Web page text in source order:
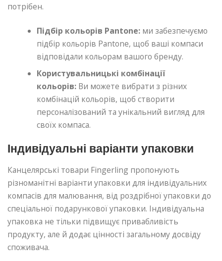
потрібен.
Підбір кольорів Pantone: ми забезпечуємо
підбір кольорів Pantone, щоб ваші компаси
відповідали кольорам вашого бренду.
Користувальницькі комбінації
кольорів: Ви можете вибрати з різних
комбінацій кольорів, щоб створити
персоналізований та унікальний вигляд для
своїх компаса.
Індивідуальні варіанти упаковки
Канцелярські товари Fingerling пропонують
різноманітні варіанти упаковки для індивідуальних
компасів для малювання, від роздрібної упаковки до
спеціальної подарункової упаковки. Індивідуальна
упаковка не тільки підвищує привабливість
продукту, але й додає цінності загальному досвіду
споживача.